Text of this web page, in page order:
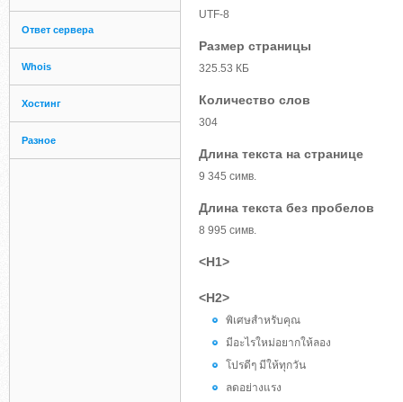
Ответ сервера
Whois
Хостинг
Разное
UTF-8
Размер страницы
325.53 КБ
Количество слов
304
Длина текста на странице
9 345 симв.
Длина текста без пробелов
8 995 симв.
<H1>
<H2>
พิเศษสำหรับคุณ
มีอะไรใหม่อยากให้ลอง
โปรดีๆ มีให้ทุกวัน
ลดอย่างแรง